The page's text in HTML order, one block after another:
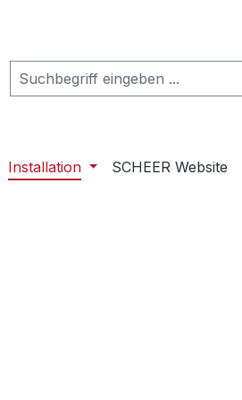
Installation SCHEER Website